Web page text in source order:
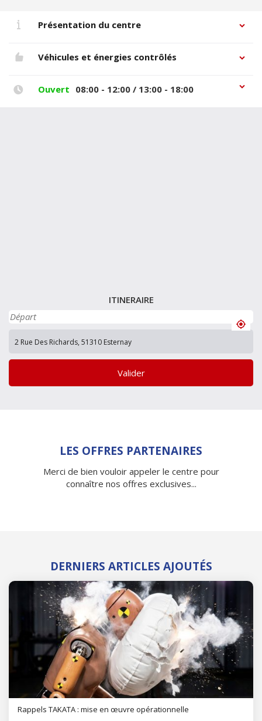
Présentation du centre
Véhicules et énergies contrôlés
Ouvert 08:00 - 12:00 / 13:00 - 18:00
ITINERAIRE
Valider
LES OFFRES PARTENAIRES
Merci de bien vouloir appeler le centre pour
connaître nos offres exclusives...
DERNIERS ARTICLES AJOUTÉS
Rappels TAKATA : mise en œuvre opérationnelle